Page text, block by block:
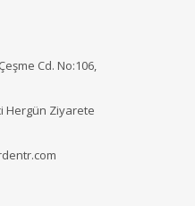
Cd. No:106,
Hergün Ziyarete